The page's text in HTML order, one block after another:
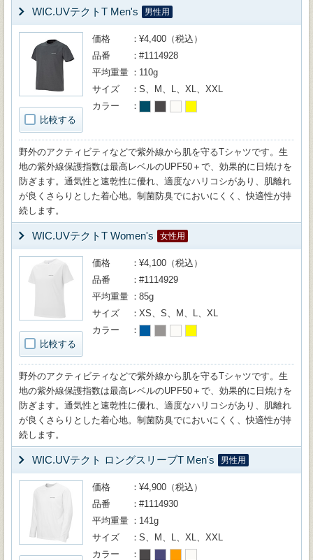
WIC.UVテクトT Men's 男性用
比較する
価格
¥4,400（税込）
品番
#1114928
平均重量
110g
サイズ
S、M、L、XL、XXL
カラー
野外のアクティビティなどで紫外線から肌を守るTシャツです。生
地の紫外線保護指数は最高レベルのUPF50＋で、効果的に日焼けを
防ぎます。通気性と速乾性に優れ、適度なハリコシがあり、肌離れ
が良くさらりとした着心地。制菌防臭でにおいにくく、快適性が持
続します。
WIC.UVテクトT Women's 女性用
比較する
価格
¥4,100（税込）
品番
#1114929
平均重量
85g
サイズ
XS、S、M、L、XL
カラー
野外のアクティビティなどで紫外線から肌を守るTシャツです。生
地の紫外線保護指数は最高レベルのUPF50＋で、効果的に日焼けを
防ぎます。通気性と速乾性に優れ、適度なハリコシがあり、肌離れ
が良くさらりとした着心地。制菌防臭でにおいにくく、快適性が持
続します。
WIC.UVテクト ロングスリーブT Men's 男性用
価格
¥4,900（税込）
品番
#1114930
平均重量
141g
サイズ
S、M、L、XL、XXL
カラー